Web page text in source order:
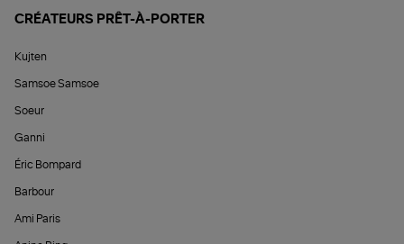
CRÉATEURS PRÊT-À-PORTER
Kujten
Samsoe Samsoe
Soeur
Ganni
Éric Bompard
Barbour
Ami Paris